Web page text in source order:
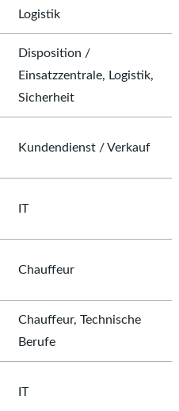
Logistik
Disposition /
Einsatzzentrale, Logistik,
Sicherheit
Kundendienst / Verkauf
IT
Chauffeur
Chauffeur, Technische
Berufe
IT